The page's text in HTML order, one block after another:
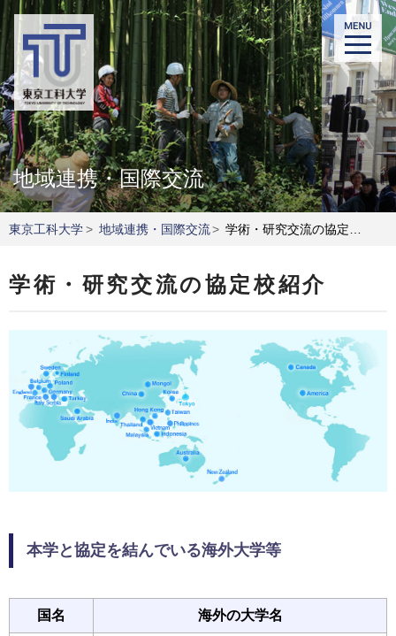
地域連携・国際交流
東京工科大学> 地域連携・国際交流> 学術・研究交流の協定校紹介
学術・研究交流の協定校紹介
本学と協定を結んでいる海外大学等
国名 海外の大学名